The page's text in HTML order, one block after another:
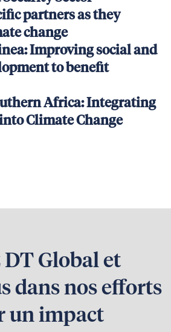
partners as they
change
Improving social and
to benefit
Africa: Integrating
Climate Change
DT Global et
dans nos efforts
un impact